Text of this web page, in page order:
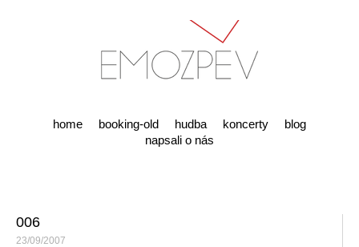
home booking-old hudba koncerty
blog
napsali o nás
006
23/09/2007